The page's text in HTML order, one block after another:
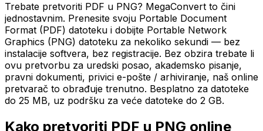
Trebate pretvoriti PDF u PNG? MegaConvert to čini
jednostavnim. Prenesite svoju Portable Document
Format (PDF) datoteku i dobijte Portable Network
Graphics (PNG) datoteku za nekoliko sekundi — bez
instalacije softvera, bez registracije. Bez obzira trebate li
ovu pretvorbu za uredski posao, akademsko pisanje,
pravni dokumenti, privici e-pošte / arhiviranje, naš online
pretvarač to obrađuje trenutno. Besplatno za datoteke
do 25 MB, uz podršku za veće datoteke do 2 GB.
Kako pretvoriti PDF u PNG online